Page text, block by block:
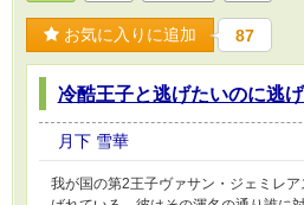
お気に入りに追加 87
冷酷王子と逃げたいのに逃
月下 雪華
我が国の第2王子ヴァサン・ジェミレ